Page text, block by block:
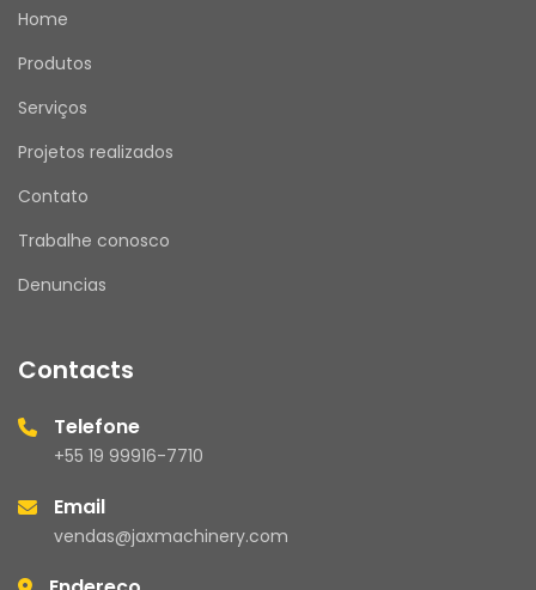
Home
Produtos
Serviços
Projetos realizados
Contato
Trabalhe conosco
Denuncias
Contacts
Telefone
+55 19 99916-7710
Email
vendas@jaxmachinery.com